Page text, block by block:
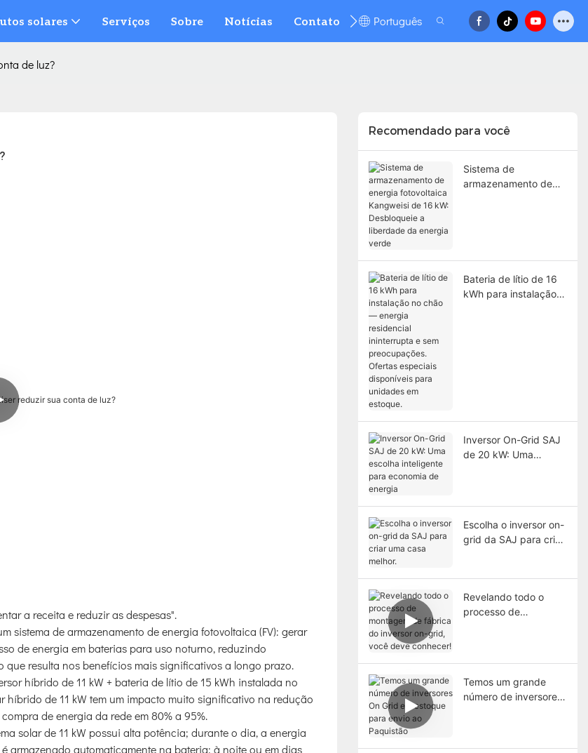
solares Serviços Sobre Notícias Contato FAQPortuguês
de luz?
a receita e reduzir as despesas".
sistema de armazenamento de energia fotovoltaica (FV): gerar
de energia em baterias para uso noturno, reduzindo
resulta nos benefícios mais significativos a longo prazo.
híbrido de 11 kW + bateria de lítio de 15 kWh instalada no
híbrido de 11 kW tem um impacto muito significativo na redução
de energia da rede em 80% a 95%.
solar de 11 kW possui alta potência; durante o dia, a energia
armazenado automaticamente na bateria; à noite ou em dias
Recomendado para você
Sistema de
armazenamento de
Bateria de lítio de 16
kWh para instalação
Inversor On-Grid SAJ
de 20 kW: Uma
Escolha o inversor on-
grid da SAJ para criar
Revelando todo o
processo de
Temos um grande
número de inversores